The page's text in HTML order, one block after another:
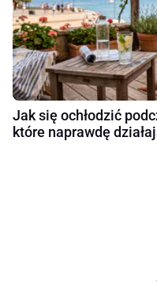
Jak się ochłodzić
które naprawdę